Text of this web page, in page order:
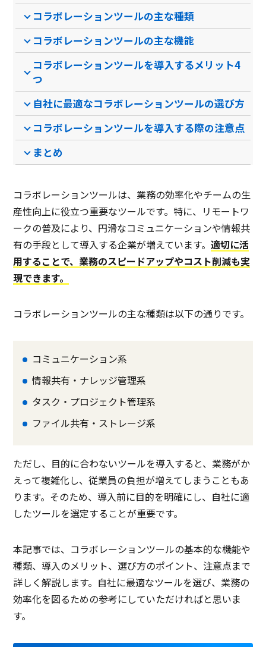
コラボレーションツールの主な種類
コラボレーションツールの主な機能
コラボレーションツールを導入するメリット4
つ
自社に最適なコラボレーションツールの選び方
コラボレーションツールを導入する際の注意点
まとめ
コラボレーションツールは、業務の効率化やチームの生
産性向上に役立つ重要なツールです。特に、リモートワ
ークの普及により、円滑なコミュニケーションや情報共
有の手段として導入する企業が増えています。適切に活
用することで、業務のスピードアップやコスト削減も実
現できます。
コラボレーションツールの主な種類は以下の通りです。
コミュニケーション系
情報共有・ナレッジ管理系
タスク・プロジェクト管理系
ファイル共有・ストレージ系
ただし、目的に合わないツールを導入すると、業務がか
えって複雑化し、従業員の負担が増えてしまうこともあ
ります。そのため、導入前に目的を明確にし、自社に適
したツールを選定することが重要です。
本記事では、コラボレーションツールの基本的な機能や
種類、導入のメリット、選び方のポイント、注意点まで
詳しく解説します。自社に最適なツールを選び、業務の
効率化を図るための参考にしていただければと思いま
す。